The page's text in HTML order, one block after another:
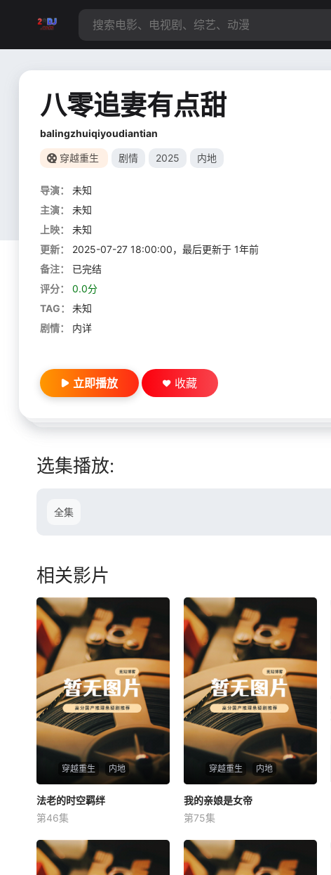
八零追妻有点甜
balingzhuiqiyoudiantian
穿越重生 剧情 2025 内地
导演：
未知
主演：
未知
上映：
未知
更新：
2025-07-27 18:00:00，最后更新于 1年前
备注：
已完结
评分：
0.0分
TAG：
未知
剧情：
内详
立即播放 收藏
选集播放:
全集
相关影片
穿越重生 内地
法老的时空羁绊
未知
法老的时空羁绊
第46集
穿越重生 内地
我的亲娘是女帝
未知
我的亲娘是女帝
第75集